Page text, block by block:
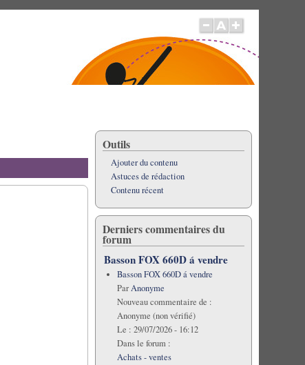
Outils
Ajouter du contenu
Astuces de rédaction
Contenu récent
Derniers commentaires du
forum
Basson FOX 660D á vendre
Basson FOX 660D á vendre
ParAnonyme
Nouveau commentaire de :
Anonyme (non vérifié)
Le : 29/07/2026 - 16:12
Dans le forum :
Achats - ventes